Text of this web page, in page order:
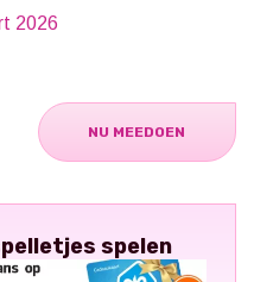
2026
NU MEEDOEN
spelen